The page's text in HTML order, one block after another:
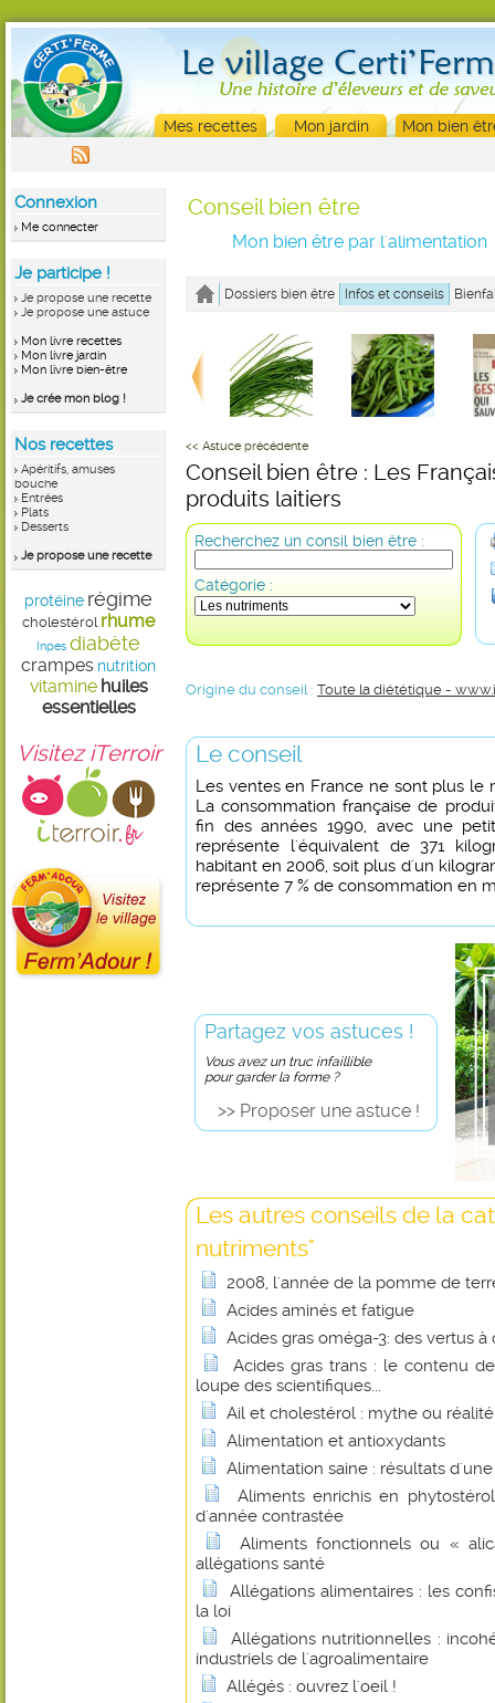
Mes recettes Mon jardin Mon bien
Connexion
Me connecter
Je participe !
Je propose une recette
Je propose une astuce
Mon livre recettes
Mon livre jardin
Mon livre bien-être
Je crée mon blog !
Nos recettes
Apéritifs, amuses
bouche
Entrées
Plats
Desserts
Je propose une recette
protéine régime
cholestérol rhume
Inpes diabète
crampes nutrition
vitamine huiles
essentielles
Visitez iTerroir
Conseil bien être
Mon bien être par l'alimentation
Dossiers bien être Infos et conseils
<< Astuce précédente
Conseil bien être : Les
produits laitiers
Recherchez un consil bien être :
Catégorie :
Origine du conseil : Toute la diététique -
Le conseil
Les ventes en France ne sont plus le
La consommation française de
fin des années 1990, avec une
représente l'équivalent de 371
habitant en 2006, soit plus d'un
représente 7 % de consommation en
Partagez vos astuces !
Vous avez un truc infaillible
pour garder la forme ?
>> Proposer une astuce !
Les autres conseils de la
nutriments"
2008, l'année de la pomme de
Acides aminés et fatigue
Acides gras oméga-3: des vertus à
Acides gras trans : le contenu
loupe des scientifiques...
Ail et cholestérol : mythe ou réalité
Alimentation et antioxydants
Alimentation saine : résultats
Aliments enrichis en
d'année contrastée
Aliments fonctionnels ou «
allégations santé
Allégations alimentaires : les
la loi
Allégations nutritionnelles :
industriels de l'agroalimentaire
Allégés : ouvrez l'oeil !